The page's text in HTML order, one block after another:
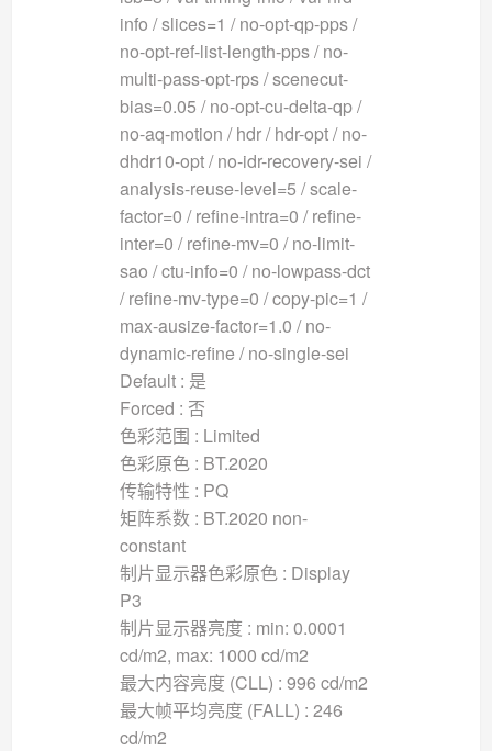
info / slices=1 / no-opt-qp-pps /
no-opt-ref-list-length-pps / no-
multi-pass-opt-rps / scenecut-
bias=0.05 / no-opt-cu-delta-qp /
no-aq-motion / hdr / hdr-opt / no-
dhdr10-opt / no-idr-recovery-sei /
analysis-reuse-level=5 / scale-
factor=0 / refine-intra=0 / refine-
inter=0 / refine-mv=0 / no-limit-
sao / ctu-info=0 / no-lowpass-dct
/ refine-mv-type=0 / copy-pic=1 /
max-ausize-factor=1.0 / no-
dynamic-refine / no-single-sei
Default : 是
Forced : 否
色彩范围 : Limited
色彩原色 : BT.2020
传输特性 : PQ
矩阵系数 : BT.2020 non-
constant
制片显示器色彩原色 : Display
P3
制片显示器亮度 : min: 0.0001
cd/m2, max: 1000 cd/m2
最大内容亮度 (CLL) : 996 cd/m2
最大帧平均亮度 (FALL) : 246
cd/m2